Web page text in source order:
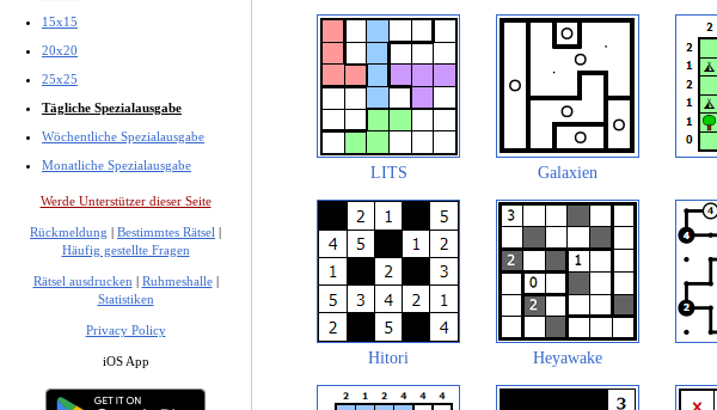
15x15
20x20
25x25
Tägliche Spezialausgabe
Wöchentliche Spezialausgabe
Monatliche Spezialausgabe
Werde Unterstützer dieser Seite
Rückmeldung | Bestimmtes Rätsel |
Häufig gestellte Fragen
Rätsel ausdrucken | Ruhmeshalle|
Statistiken
Privacy Policy
iOS App
LITS Galaxien
Hitori Heyawake